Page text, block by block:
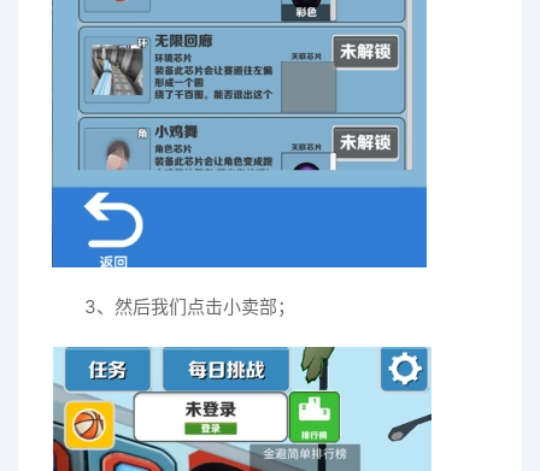
3、然后我们点击小卖部；